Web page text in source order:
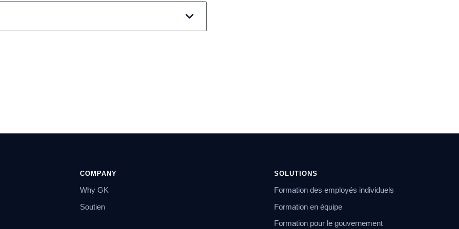
COMPANY
Why GK
Soutien
SOLUTIONS
Formation des employés individuels
Formation en équipe
Formation pour le gouvernement